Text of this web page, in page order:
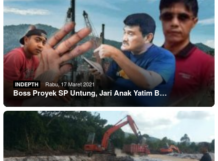
INDEPTH Rabu, 17 Maret 2021
Boss Proyek SP Untung, Jari Anak Yatim B…